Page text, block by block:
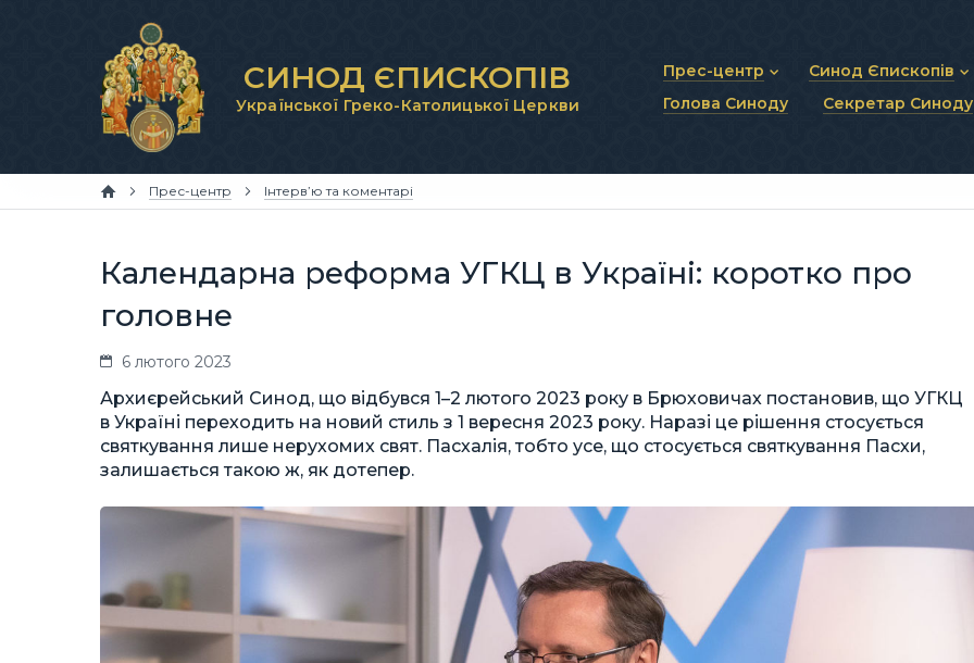
СИНОД ЄПИСКОПІВ
Української Греко-Католицької Церкви
Прес-центр
Новини та анонси
Синод Єпископів
Статут Синоду
Синодальні органи
Голова Синоду Секретар Синоду
Прес-центр Інтерв’ю та коментарі
Календарна реформа УГКЦ в Україні: коротко про
головне
6 лютого 2023
Архиєрейський Cинод, що відбувся 1–2 лютого 2023 року в Брюховичах постановив, що УГКЦ
в Україні переходить на новий стиль з 1 вересня 2023 року. Наразі це рішення стосується
святкування лише нерухомих свят. Пасхалія, тобто усе, що стосується святкування Пасхи,
залишається такою ж, як дотепер.